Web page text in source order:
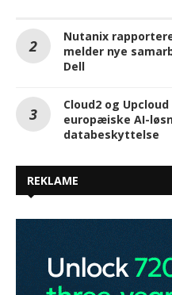
Nutanix
melder nye
Dell
Cloud2 og
europæiske AI-
databeskyttelse
REKLAME